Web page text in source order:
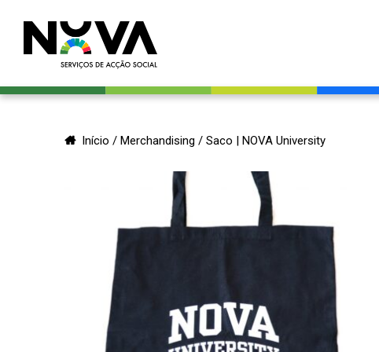
Início /Merchandising / Saco | NOVA University